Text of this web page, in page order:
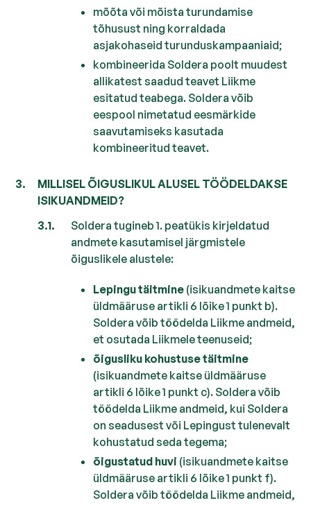
mõõta või mõista turundamise
tõhusust ning korraldada
asjakohaseid turunduskampaaniaid;
kombineerida Soldera poolt muudest
allikatest saadud teavet Liikme
esitatud teabega. Soldera võib
eespool nimetatud eesmärkide
saavutamiseks kasutada
kombineeritud teavet.
MILLISEL ÕIGUSLIKUL ALUSEL TÖÖDELDAKSE
ISIKUANDMEID?
Soldera tugineb 1. peatükis kirjeldatud
andmete kasutamisel järgmistele
õiguslikele alustele:
Lepingu täitmine (isikuandmete kaitse
üldmääruse artikli 6 lõike 1 punkt b).
Soldera võib töödelda Liikme andmeid,
et osutada Liikmele teenuseid;
õigusliku kohustuse täitmine
(isikuandmete kaitse üldmääruse
artikli 6 lõike 1 punkt c). Soldera võib
töödelda Liikme andmeid, kui Soldera
on seadusest või Lepingust tulenevalt
kohustatud seda tegema;
õigustatud huvi (isikuandmete kaitse
üldmääruse artikli 6 lõike 1 punkt f).
Soldera võib töödelda Liikme andmeid,